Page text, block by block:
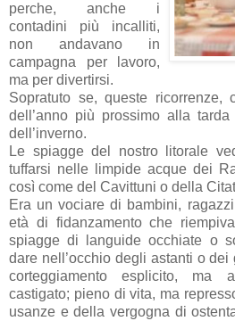
perche, anche i
contadini più incalliti,
non andavano in
campagna per lavoro,
ma per divertirsi.
Sopratuto se, queste ricorrenze,
dell’anno più prossimo alla
dell’inverno.
Le spiagge del nostro litorale
tuffarsi nelle limpide acque dei
così come del Cavittuni o della
Era un vociare di bambini,
età di fidanzamento che
spiagge di languide occhiate o
dare nell’occhio degli astanti o
corteggiamento esplicito, ma
castigato; pieno di vita, ma
usanze e della vergogna di